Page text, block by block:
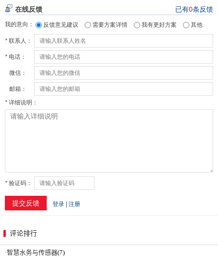
评论排行
·智慧水务与传感器(7)